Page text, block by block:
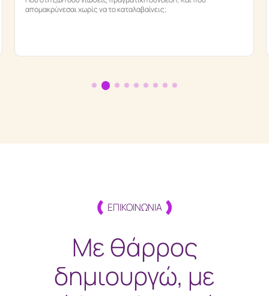
απομακρύνεσαι χωρίς να το καταλαβαίνεις;
ΕΠΙΚΟΙΝΩΝΙΑ
Με θάρρος
δημιουργώ, με